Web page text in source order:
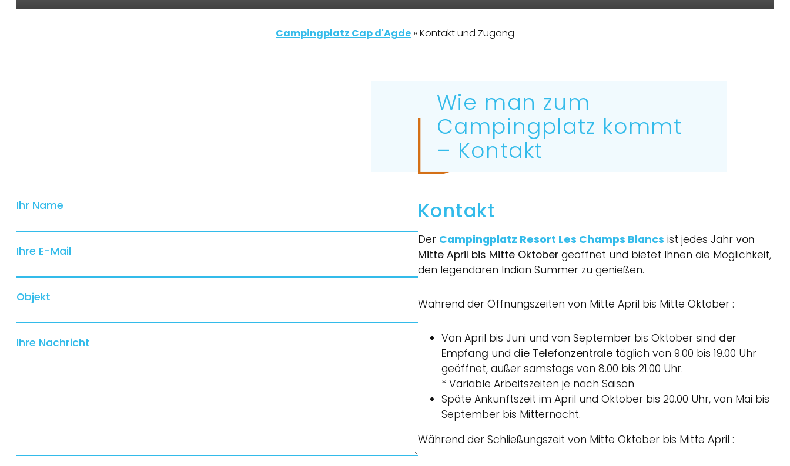
Campingplatz Cap d'Agde » Kontakt und Zugang
Ihr Name
Ihre E-Mail
Objekt
Ihre Nachricht
Wie man zum
Campingplatz kommt
– Kontakt
Kontakt
Der Campingplatz Resort Les Champs Blancs ist jedes Jahr von
Mitte April bis Mitte Oktobergeöffnet und bietet Ihnen die Möglichkeit,
den legendären Indian Summer zu genießen.
Während der Öffnungszeiten von Mitte April bis Mitte Oktober :
Von April bis Juni und von September bis Oktober sind der
Empfang und die Telefonzentraletäglich von 9.00 bis 19.00 Uhr
geöffnet, außer samstags von 8.00 bis 21.00 Uhr.
* Variable Arbeitszeiten je nach Saison
Späte Ankunftszeit im April und Oktober bis 20.00 Uhr, von Mai bis
September bis Mitternacht.
Während der Schließungszeit von Mitte Oktober bis Mitte April :